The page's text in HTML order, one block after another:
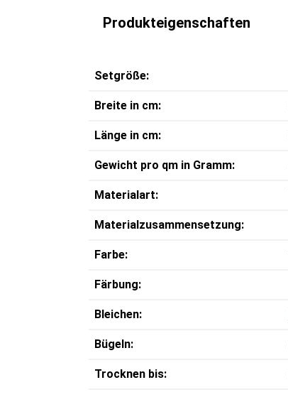
Produkteigenschaften
Setgröße:
Breite in cm:
Länge in cm:
Gewicht pro qm in Gramm:
Materialart:
Materialzusammensetzung:
Farbe:
Färbung:
Bleichen:
Bügeln:
Trocknen bis: